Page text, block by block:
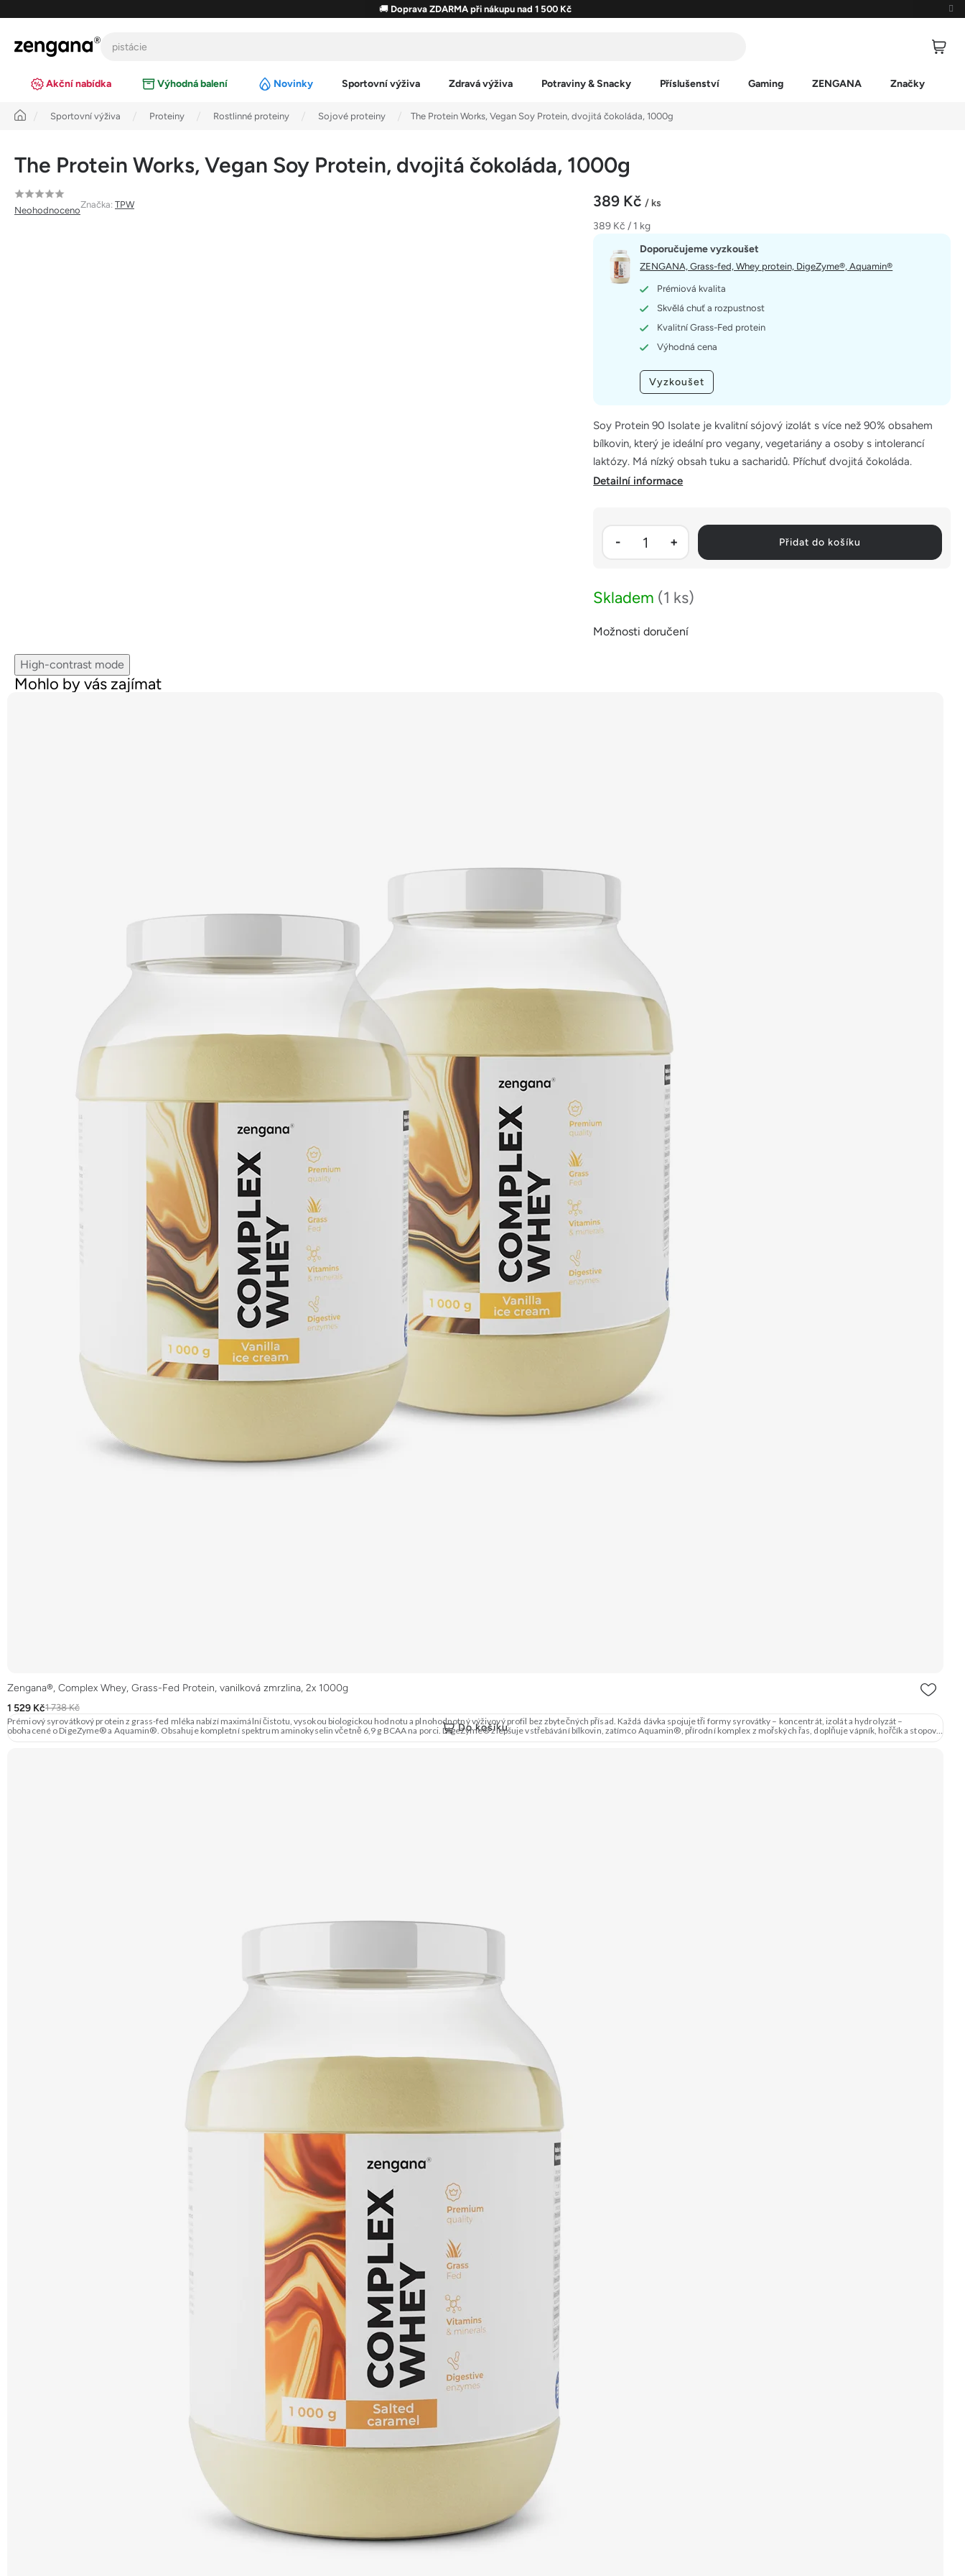
obsah
🚚 Doprava ZDARMA při nákupu nad 1 500 Kč
Akční nabídka Výhodná balení Novinky Sportovní výživa Zdravá výživa Potraviny & Snacky Příslušenství Gaming ZENGANA Značky
Úvod Sportovní výživa Proteiny Rostlinné proteiny Sojové proteiny The Protein Works, Vegan Soy Protein, dvojitá čokoláda, 1000g
The Protein Works, Vegan Soy Protein, dvojitá čokoláda, 1000g
Průměrné
hodnocení
Neohodnoceno
Značka: TPW 389 Kč/ ks
Měrná
389 Kč / 1 kg
Skladem (1 ks)
Možnosti doručení
Přidat do košíku
Soy Protein 90 Isolate je kvalitní sójový izolát s více než 90% obsahem
bílkovin, který je ideální pro vegany, vegetariány a osoby s intolerancí
laktózy. Má nízký obsah tuku a sacharidů. Příchuť dvojitá čokoláda.
Doporučujeme vyzkoušet
ZENGANA, Grass-fed, Whey protein, DigeZyme®, Aquamin®
Prémiová kvalita
Skvělá chuť a rozpustnost
Kvalitní Grass-Fed protein
Výhodná cena
Vyzkoušet
Detailní informace
High-contrast mode
Mohlo by vás zajímat
Zengana®, Complex Whey, Grass-Fed Protein, vanilková zmrzlina, 2x 1000g
1 529 Kč1 738 Kč
Do košíku
Prémiový syrovátkový protein z grass-fed mléka nabízí maximální čistotu, vysokou biologickou hodnotu a plnohodnotný výživový profil bez zbytečných přísad. Každá dávka spojuje tři formy syrovátky – koncentrát, izolát a hydrolyzát –
obohacené o DigeZyme® a Aquamin®. Obsahuje kompletní spektrum aminokyselin včetně 6,9 g BCAA na porci. DigeZyme® zlepšuje vstřebávání bílkovin, zatímco Aquamin®, přírodní komplex z mořských řas, doplňuje vápník, hořčík a stopové